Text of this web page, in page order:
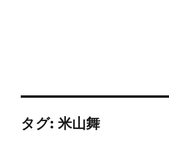
タグ:米山舞